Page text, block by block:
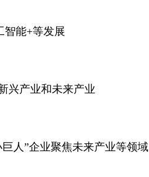
智能+等发展
兴产业和未来产业
人”企业聚焦未来产业等领域